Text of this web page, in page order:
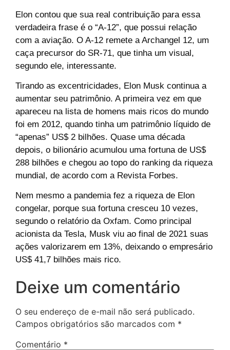
Elon contou que sua real contribuição para essa
verdadeira frase é o “A-12”, que possui relação
com a aviação. O A-12 remete a Archangel 12, um
caça precursor do SR-71, que tinha um visual,
segundo ele, interessante.
Tirando as excentricidades, Elon Musk continua a
aumentar seu patrimônio. A primeira vez em que
apareceu na lista de homens mais ricos do mundo
foi em 2012, quando tinha um patrimônio líquido de
“apenas” US$ 2 bilhões. Quase uma década
depois, o bilionário acumulou uma fortuna de US$
288 bilhões e chegou ao topo do ranking da riqueza
mundial, de acordo com a Revista Forbes.
Nem mesmo a pandemia fez a riqueza de Elon
congelar, porque sua fortuna cresceu 10 vezes,
segundo o relatório da Oxfam. Como principal
acionista da Tesla, Musk viu ao final de 2021 suas
ações valorizarem em 13%, deixando o empresário
US$ 41,7 bilhões mais rico.
Deixe um comentário
O seu endereço de e-mail não será publicado.
Campos obrigatórios são marcados com *
Comentário *